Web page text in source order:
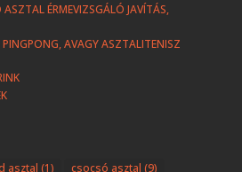
ÉRMEVIZSGÁLÓ JAVÍTÁS,
PINGPONG, AVAGY ASZTALITENISZ
asztal (1) csocsó asztal (9)